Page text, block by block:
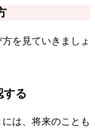
を見ていきましょ
する
は、将来のことも